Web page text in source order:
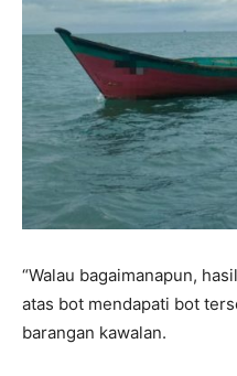
“Walau bagaimanapun,
atas bot mendapati bot
barangan kawalan.